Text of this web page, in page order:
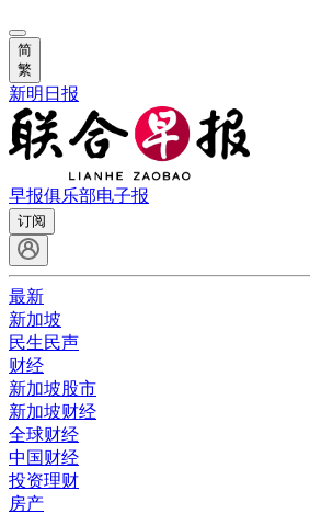
简
繁
新明日报
早报俱乐部电子报
订阅
最新
新加坡
民生民声
财经
新加坡股市
新加坡财经
全球财经
中国财经
投资理财
房产